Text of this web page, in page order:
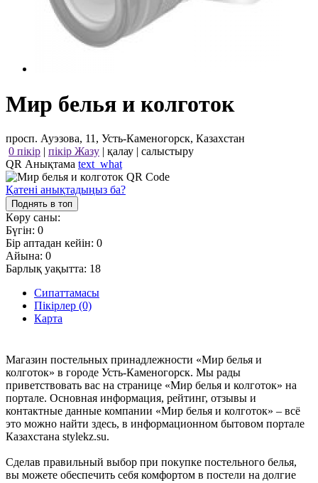
Мир белья и колготок
просп. Ауэзова, 11, Усть-Каменогорск, Казахстан
0 пікір | пікір Жазу | қалау | салыстыру
QR Анықтама text_what
Қатені анықтадыңыз ба?
Поднять в топ
Көру саны:
Бүгін: 0
Бір аптадан кейін: 0
Айына: 0
Барлық уақытта: 18
Сипаттамасы
Пікірлер (0)
Карта
Магазин постельных принадлежности «Мир белья и
колготок» в городе Усть-Каменогорск. Мы рады
приветствовать вас на странице «Мир белья и колготок» на
портале. Основная информация, рейтинг, отзывы и
контактные данные компании «Мир белья и колготок» – всё
это можно найти здесь, в информационном бытовом портале
Казахстана stylekz.su.
Сделав правильный выбор при покупке постельного белья,
вы можете обеспечить себя комфортом в постели на долгие